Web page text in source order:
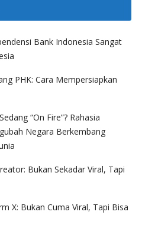
Bank Indonesia Sangat
PHK: Cara Mempersiapkan
“On Fire”? Rahasia
Negara Berkembang
Bukan Sekadar Viral, Tapi
X: Bukan Cuma Viral, Tapi Bisa